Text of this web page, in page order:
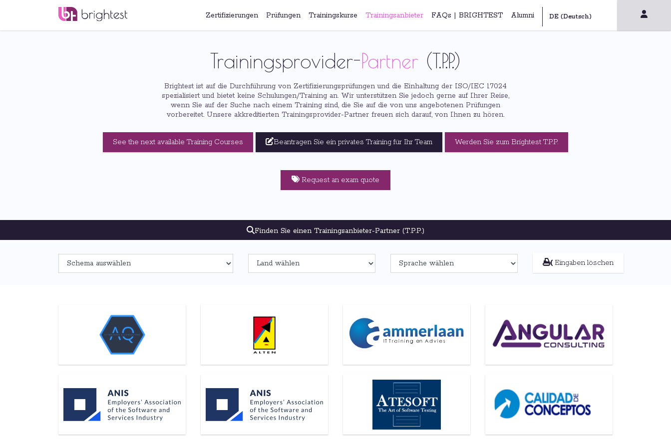
Zertifizierungen Prüfungen Trainingskurse Trainingsanbieter FAQs | BRIGHTEST Alumni
Trainingsprovider-Partner (T.P.P.)
Brightest ist auf die Durchführung von Zertifizierungsprüfungen und die Einhaltung der ISO/IEC 17024
spezialisiert und bietet keine Schulungen/Training an. Wir unterstützen Sie jedoch gerne auf Ihrer Reise,
wenn Sie auf der Suche nach einem Training sind, die Sie auf die von uns angebotenen Prüfungen
vorbereitet. Unsere akkreditierten Trainingsprovider-Partner freuen sich darauf, von Ihnen zu hören.
See the next available Training Courses Beantragen Sie ein privates Training für Ihr Team Werden Sie zum Brightest T.P.P.
Request an exam quote
Finden Sie einen Trainingsanbieter-Partner (T.P.P.)
Eingaben löschen